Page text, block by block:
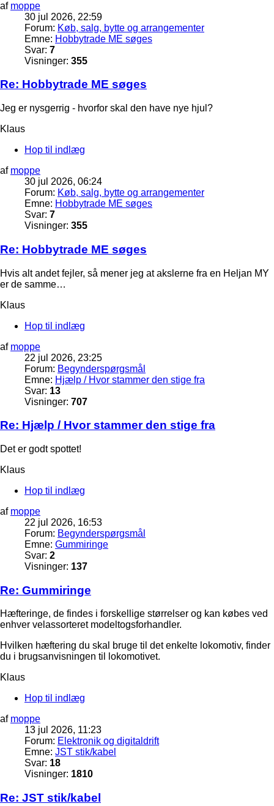
af moppe
30 jul 2026, 22:59
Forum: Køb, salg, bytte og arrangementer
Emne: Hobbytrade ME søges
Svar: 7
Visninger: 355
Re: Hobbytrade ME søges
Jeg er nysgerrig - hvorfor skal den have nye hjul?
Klaus
Hop til indlæg
af moppe
30 jul 2026, 06:24
Forum: Køb, salg, bytte og arrangementer
Emne: Hobbytrade ME søges
Svar: 7
Visninger: 355
Re: Hobbytrade ME søges
Hvis alt andet fejler, så mener jeg at akslerne fra en Heljan MY
er de samme…
Klaus
Hop til indlæg
af moppe
22 jul 2026, 23:25
Forum: Begynderspørgsmål
Emne: Hjælp / Hvor stammer den stige fra
Svar: 13
Visninger: 707
Re: Hjælp / Hvor stammer den stige fra
Det er godt spottet!
Klaus
Hop til indlæg
af moppe
22 jul 2026, 16:53
Forum: Begynderspørgsmål
Emne: Gummiringe
Svar: 2
Visninger: 137
Re: Gummiringe
Hæfteringe, de findes i forskellige størrelser og kan købes ved
enhver velassorteret modeltogsforhandler.
Hvilken hæftering du skal bruge til det enkelte lokomotiv, finder
du i brugsanvisningen til lokomotivet.
Klaus
Hop til indlæg
af moppe
13 jul 2026, 11:23
Forum: Elektronik og digitaldrift
Emne: JST stik/kabel
Svar: 18
Visninger: 1810
Re: JST stik/kabel